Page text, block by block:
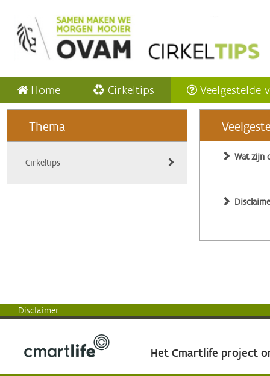
Home Cirkeltips Veelgestelde
Thema
Cirkeltips
Wat zijn
Disclaimer
Het Cmartlife project